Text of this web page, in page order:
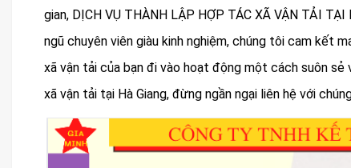
gian, DỊCH VỤ THÀNH LẬP HỢP TÁC XÃ VẬN TẢI
ngũ chuyên viên giàu kinh nghiệm, chúng tôi cam kết
xã vận tải của bạn đi vào hoạt động một cách suôn
xã vận tải tại Hà Giang, đừng ngần ngại liên hệ với